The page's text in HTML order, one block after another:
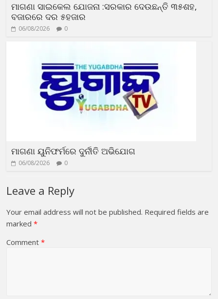
ମାଗଣା ସାଇକେଲ ଯୋଜନା :ସରକାର ଦେଉଛନ୍ତି ୩୫ଶହ,
ବଜାରରେ ଦର ୫ହଜାର
06/08/2026 0
ମାଗଣା ୟୁନିଫର୍ମରେ ଦୁର୍ନୀତି ଅଭିଯୋଗ
06/08/2026 0
Leave a Reply
Your email address will not be published. Required fields are
marked*
Comment*